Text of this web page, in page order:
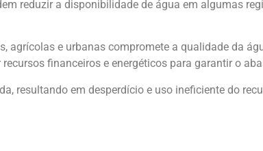
reduzir a disponibilidade de água em algumas
agrícolas e urbanas compromete a qualidade da
financeiros e energéticos para garantir o
resultando em desperdício e uso ineficiente do